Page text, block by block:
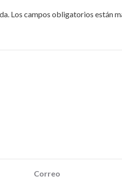
Los campos obligatorios están
Correo